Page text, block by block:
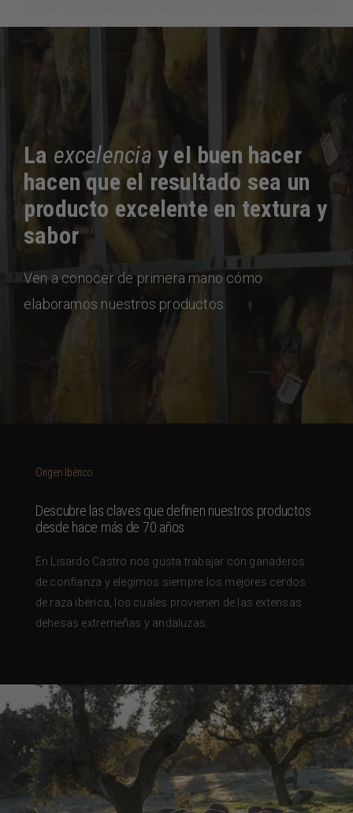
La excelencia y el buen hacer
hacen que el resultado sea un
producto excelente en textura y
sabor
Ven a conocer de primera mano cómo
elaboramos nuestros productos.
Origen Ibérico
Descubre las claves que definen nuestros productos
desde hace más de 70 años
En Lisardo Castro nos gusta trabajar con ganaderos
de confianza y elegimos siempre los mejores cerdos
de raza ibérica, los cuales provienen de las extensas
dehesas extremeñas y andaluzas.